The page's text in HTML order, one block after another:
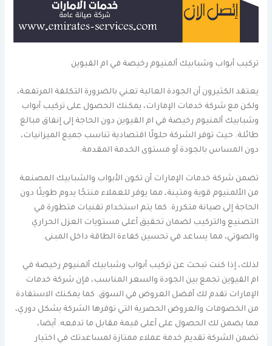
تركيب أبواب وشبابيك ألمنيوم رخيصة في ام القيوين
يعتقد الكثيرون أن الجودة العالية تعني بالضرورة التكلفة المرتفعة،
ولكن مع شركة خدمات الإمارات، يمكنك الحصول على تركيب أبواب
وشبابيك ألمنيوم رخيصة في ام القيوين دون الحاجة إلى إنفاق مبالغ
طائلة. حيث توفر الشركة حلولًا اقتصادية تناسب جميع الميزانيات،
دون المساس بالجودة أو مستوى الخدمة المقدمة.
تضمن شركة خدمات الإمارات أن تكون الأبواب والشبابيك المصنعة
من الألمنيوم قوية ومتينة، مما يوفر للعملاء منتجًا يدوم طويلًا دون
الحاجة إلى صيانة متكررة. كما يتم استخدام تقنيات متطورة في
التصنيع والتركيب لضمان تحقيق أعلى مستويات العزل الحراري
والصوتي، مما يساعد في تحسين كفاءة الطاقة داخل المبنى.
لذلك، إذا كنت تبحث عن تركيب أبواب وشبابيك ألمنيوم رخيصة في
ام القيوين تجمع بين الجودة والسعر المناسب، فإن شركة خدمات
الإمارات تقدم لك أفضل العروض في السوق. كما يمكنك الاستفادة
من الخصومات والعروض الحصرية التي توفرها الشركة بشكل دوري،
مما يضمن لك الحصول على أعلى قيمة مقابل ما تدفعه. أيضا،
تضمن الشركة تقديم خدمة عملاء ممتازة لمساعدتك في اختيار